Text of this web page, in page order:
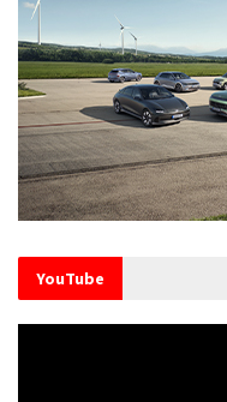
YouTube